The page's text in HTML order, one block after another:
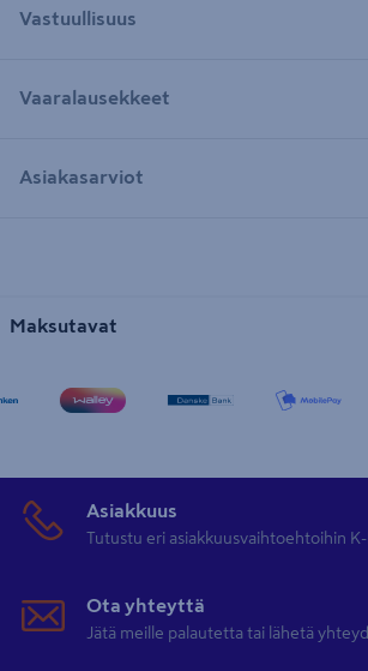
Vastuullisuus
Vaaralausekkeet
Asiakasarviot
Maksutavat
Asiakkuus
Tutustu eri asiakkuusvaihtoehtoihin K-
Ota yhteyttä
Jätä meille palautetta tai lähetä